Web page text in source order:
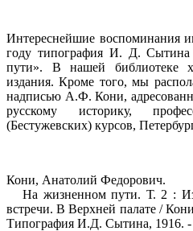
Интереснейшие воспоминания
году типография И. Д. Сытина
пути». В нашей библиотеке
издания. Кроме того, мы
надписью А.Ф. Кони,
русскому историку,
(Бестужевских) курсов,
Кони, Анатолий Федорович.
На жизненном пути. Т. 2 :
встречи. В Верхней палате /
Типография И.Д. Сытина, 1916. -